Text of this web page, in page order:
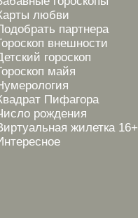
любви
партнера
внешности
гороскоп
майя
Пифагора
рождения
жилетка 16+